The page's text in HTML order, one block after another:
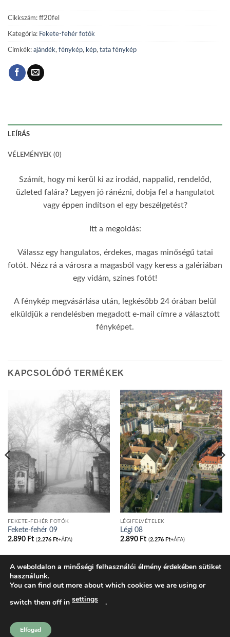
Cikkszám: ff20fel
Kategória: Fekete-fehér fotók
Címkék: ajándék, fénykép, kép, tata fénykép
LEÍRÁS
VÉLEMÉNYEK (0)
Számít, hogy mi kerül ki az irodád, nappalid, rendelőd,
üzleted falára? Legyen jó ránézni, dobja fel a hangulatot
vagy éppen indítson el egy beszélgetést?
Itt a megoldás:
Válassz egy hangulatos, érdekes, magas minőségű tatai
fotót. Nézz rá a városra a magasból vagy keress a galériában
egy vidám, színes fotót!
A fénykép megvásárlása után, legkésőbb 24 órában belül
elküldjük a rendelésben megadott e-mail címre a választott
fényképet.
KAPCSOLÓDÓ TERMÉKEK
FEKETE-FEHÉR FOTÓK
Fekete-fehér 09
2.890 Ft (2.276 Ft+ÁFA)
LÉGIFELVÉTELEK
Légi 08
2.890 Ft (2.276 Ft+ÁFA)
BLOG ADATVÉDELMI IRÁNYELVEK
ÁLTALÁNOS SZERZŐDÉSI FELTÉTELEK
KOSÁR
PÉNZTÁR
tatakonyv.hu 2026 ©
A weboldalon a minőségi felhasználói élmény érdekében sütiket
használunk.
You can find out more about which cookies we are using or
switch them off in settings .
Elfogad